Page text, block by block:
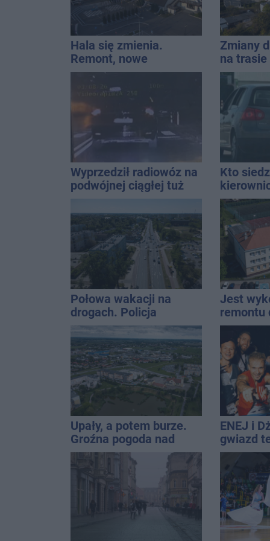
Hala się zmienia.
Remont, nowe
nagłośnienie, a przed
wejściem stanie
QEMETICA ARENA
Zmiany
na
Wyprzedził radiowóz na
podwójnej ciągłej tuż
Kto
kolizji
Połowa wakacji na
drogach. Policja
podsumowała lipiec
Jest
remontu
Upały, a potem burze.
Groźna pogoda nad
naszym regionem
ENEJ i
gwiazd
święta